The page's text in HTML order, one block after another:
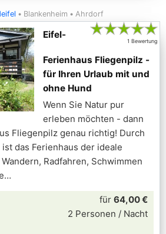
Blankenheim Ahrdorf
★★★★★
1 Bewertung
Eifel-
Ferienhaus Fliegenpilz -
für Ihren Urlaub mit und
ohne Hund
Wenn Sie Natur pur
erleben möchten - dann
Fliegenpilz genau richtig! Durch
das Ferienhaus der ideale
Radfahren, Schwimmen
für 64,00 €
2 Personen / Nacht